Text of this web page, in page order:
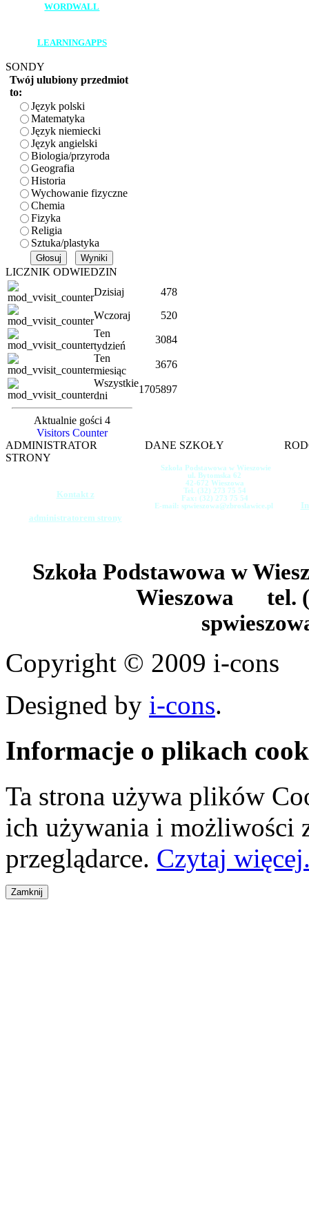
WORDWALL
LEARNINGAPPS
SONDY
Twój ulubiony przedmiot
to:
Język polski
Matematyka
Język niemiecki
Język angielski
Biologia/przyroda
Geografia
Historia
Wychowanie fizyczne
Chemia
Fizyka
Religia
Sztuka/plastyka
LICZNIK ODWIEDZIN
Dzisiaj
478
Wczoraj
520
Ten
tydzień
3084
Ten
miesiąc
3676
Wszystkie
dni
1705897
Aktualnie gości 4
Visitors Counter
ADMINISTRATOR
STRONY
Kontakt z
administratorem strony
DANE SZKOŁY
Szkoła Podstawowa w Wieszowie
ul. Bytomska 62
42-672 Wieszowa
Tel. (32) 273 75 54
Fax: (32) 273 75 54
E-mail: spwieszowa@zbroslawice.pl
Szkoła Podstawowa w
Wieszowa tel.
Copyright © 2009 i-cons
Designed by i-cons.
Informacje o plikach
Ta strona używa plików
ich używania i możliwości
przeglądarce. Czytaj